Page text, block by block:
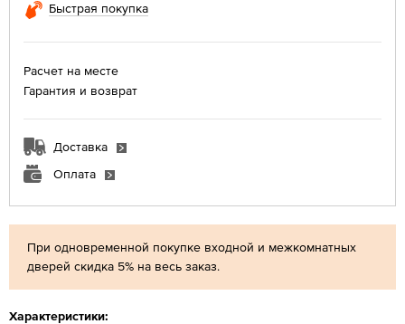
При одновременной покупке входной и межкомнатных
дверей скидка 5% на весь заказ.
Характеристики:
Быстрая покупка
Расчет на месте
Гарантия и возврат
Доставка
Оплата